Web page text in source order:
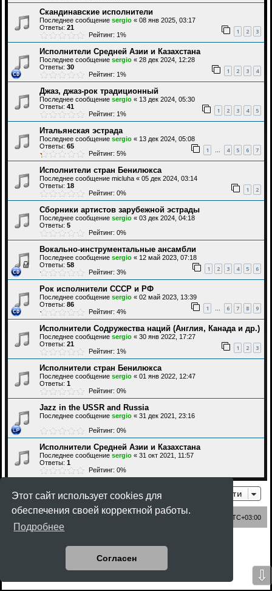
Этот сайт использует cookies для
обеспечения своей корректной работы.
Подробнее
Согласен
Скандинавские исполнители
Последнее сообщение sergio « 08 янв 2025, 03:17
Ответы: 21 1 2 3
Рейтинг: 1%
Исполнители Средней Азии и Казахстана
Последнее сообщение sergio « 28 дек 2024, 12:28
Ответы: 30 1 2 3 4
Рейтинг: 1%
Джаз, джаз-рок традиционный
Последнее сообщение sergio « 13 дек 2024, 05:30
Ответы: 41 1 2 3 4 5
Рейтинг: 1%
Итальянская эстрада
Последнее сообщение sergio « 13 дек 2024, 05:08
Ответы: 65 1 … 4 5 6 7
Рейтинг: 5%
Исполнители стран Бенилюкса
Последнее сообщение micluha « 05 дек 2024, 03:14
Ответы: 18 1 2
Рейтинг: 0%
Сборники артистов зарубежной эстрады
Последнее сообщение sergio « 03 дек 2024, 04:18
Ответы: 5
Рейтинг: 0%
Вокально-инструментальные ансамбли
Последнее сообщение sergio « 12 май 2023, 07:18
Ответы: 58 1 2 3 4 5 6
Рейтинг: 3%
Рок исполнители СССР и РФ
Последнее сообщение sergio « 02 май 2023, 13:39
Ответы: 86 1 … 6 7 8 9
Рейтинг: 4%
Исполнители Содружества наций (Англия, Канада и др.)
Последнее сообщение sergio « 30 янв 2022, 17:27
Ответы: 21 1 2 3
Рейтинг: 1%
Исполнители стран Бенилюкса
Последнее сообщение sergio « 01 янв 2022, 12:47
Ответы: 1
Рейтинг: 0%
Jazz in the USSR and Russia
Последнее сообщение sergio « 31 дек 2021, 23:16
Рейтинг: 0%
Исполнители Средней Азии и Казахстана
Последнее сообщение sergio « 31 окт 2021, 11:57
Ответы: 1
Рейтинг: 0%
Перейти
UTC+03:00
phpBB Spain
Русская поддержка phpBB
Конфиденциальность|Правила ⇩